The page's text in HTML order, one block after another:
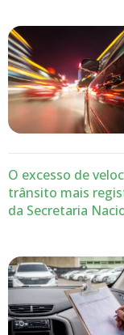
O excesso de
trânsito mais
da Secretaria